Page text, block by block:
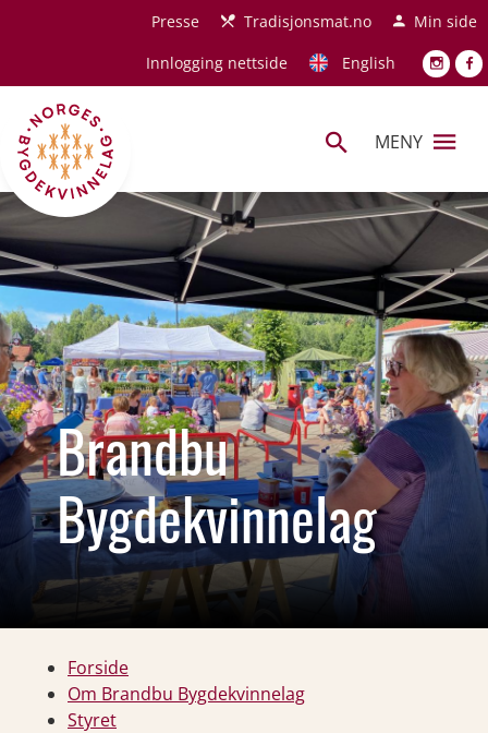
Hopp til hovedinnholdPresse Tradisjonsmat.no
Min side
Innlogging nettside
English
MENY
Brandbu
Bygdekvinnelag
Forside
Om Brandbu Bygdekvinnelag
Styret